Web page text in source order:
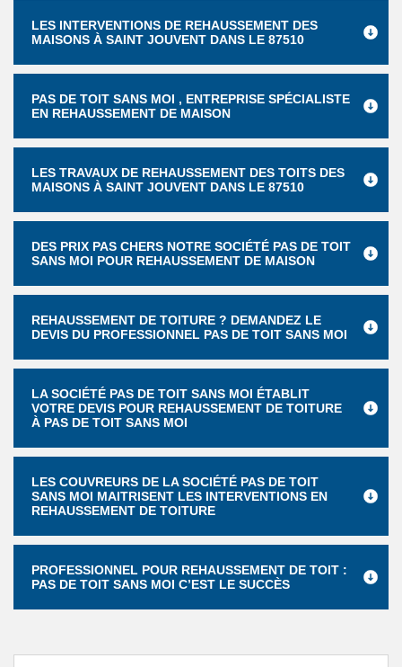
LES INTERVENTIONS DE REHAUSSEMENT DES
MAISONS À SAINT JOUVENT DANS LE 87510
PAS DE TOIT SANS MOI , ENTREPRISE SPÉCIALISTE
EN REHAUSSEMENT DE MAISON
LES TRAVAUX DE REHAUSSEMENT DES TOITS DES
MAISONS À SAINT JOUVENT DANS LE 87510
DES PRIX PAS CHERS NOTRE SOCIÉTÉ PAS DE TOIT
SANS MOI POUR REHAUSSEMENT DE MAISON
REHAUSSEMENT DE TOITURE ? DEMANDEZ LE
DEVIS DU PROFESSIONNEL PAS DE TOIT SANS MOI
LA SOCIÉTÉ PAS DE TOIT SANS MOI ÉTABLIT
VOTRE DEVIS POUR REHAUSSEMENT DE TOITURE
À PAS DE TOIT SANS MOI
LES COUVREURS DE LA SOCIÉTÉ PAS DE TOIT
SANS MOI MAITRISENT LES INTERVENTIONS EN
REHAUSSEMENT DE TOITURE
PROFESSIONNEL POUR REHAUSSEMENT DE TOIT :
PAS DE TOIT SANS MOI C’EST LE SUCCÈS